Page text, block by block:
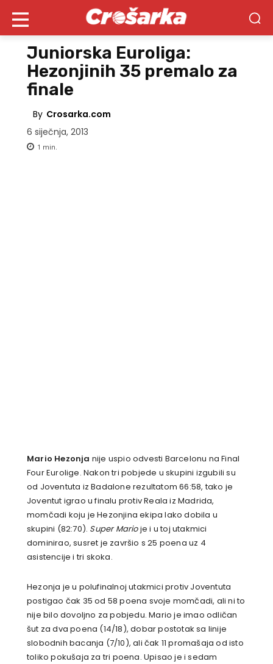
Juniorska Euroliga:
Hezonjinih 35 premalo za
finale
By Crosarka.com
6 siječnja, 2013
1 min.
Mario Hezonja nije uspio odvesti Barcelonu na Final
Four Eurolige. Nakon tri pobjede u skupini izgubili su
od Joventuta iz Badalone rezultatom 66:58, tako je
Joventut igrao u finalu protiv Reala iz Madrida,
momčadi koju je Hezonjina ekipa lako dobila u
skupini (82:70). Super Marioje i u toj utakmici
dominirao, susret je završio s 25 poena uz 4
asistencije i tri skoka.
Hezonja je u polufinalnoj utakmici protiv Joventuta
postigao čak 35 od 58 poena svoje momčadi, ali ni to
nije bilo dovoljno za pobjedu. Mario je imao odličan
šut za dva poena (14/18), dobar postotak sa linije
slobodnih bacanja (7/10), ali čak 11 promašaja od isto
toliko pokušaja za tri poena. Upisao je i sedam